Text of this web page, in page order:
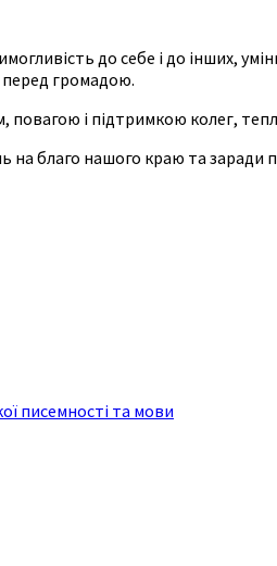
до себе і до інших,
перед громадою.
і підтримкою колег,
на благо нашого краю та заради
писемності та мови